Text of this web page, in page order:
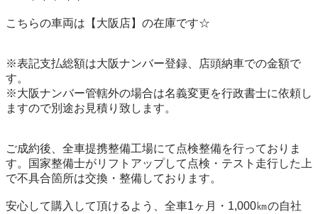
こちらの車両は【大阪店】の在庫です☆
※表記支払総額は大阪ナンバー登録、店頭納車での金額で
す。
※大阪ナンバー管轄外の場合は名義変更を行政書士に依頼し
ますので別途お見積り致します。
ご成約後、全車提携整備工場にて点検整備を行っておりま
す。国家整備士がリフトアップして点検・テスト走行した上
で不具合箇所は交換・整備しております。
安心して購入して頂けるよう、全車1ヶ月・1,000㎞の自社